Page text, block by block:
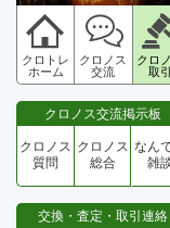
クロトレ
ホーム
クロノス
交流
クロ
取引
クロノス交流掲示板
クロノス
質問
クロノス
総合
なん
雑
交換・査定・取引連絡